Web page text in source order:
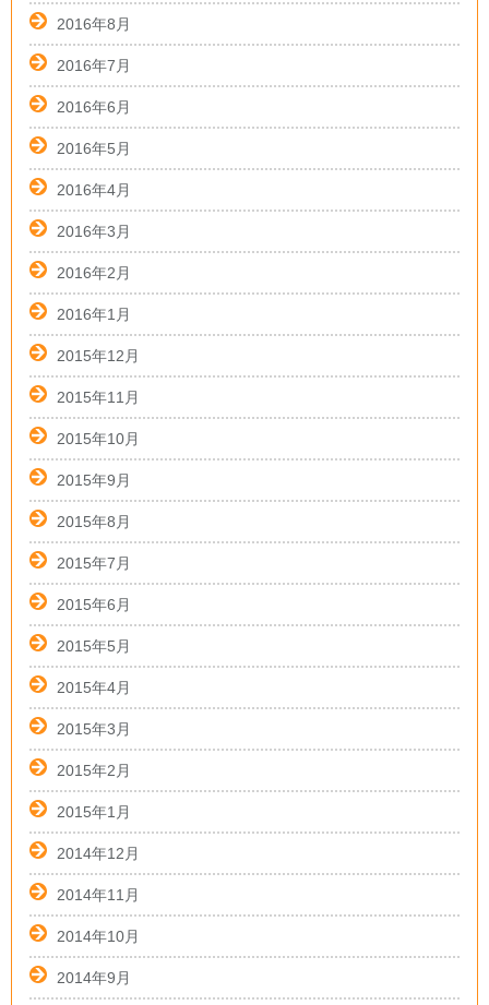
2016年8月
2016年7月
2016年6月
2016年5月
2016年4月
2016年3月
2016年2月
2016年1月
2015年12月
2015年11月
2015年10月
2015年9月
2015年8月
2015年7月
2015年6月
2015年5月
2015年4月
2015年3月
2015年2月
2015年1月
2014年12月
2014年11月
2014年10月
2014年9月